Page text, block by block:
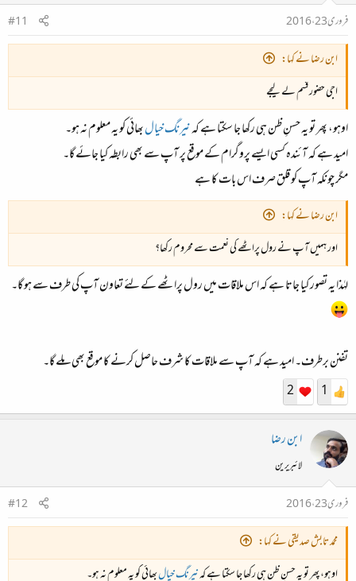
فروری 23، 2016
#11
ابن رضا نے کہا:
اجی حضور قسم لے لیجے
اوہو، پھر تو یہ حسنِ ظن ہی رکھا جا سکتا ہے کہنیرنگ خیالبھائی کو یہ معلوم نہ ہو۔
امید ہے کہ آئندہ کسی ایسے پروگرام کے موقع پر آپ سے بھی رابطہ کیا جائے گا۔
مگر چونکہ آپ کو قلق صرف اس بات کا ہے
ابن رضا نے کہا:
اور ہمیں آپ نے رول پراٹھے کی نعمت سے محروم رکھا؟
لہٰذا یہ تصور کیا جاتا ہے کہ اس ملاقات میں رول پراٹھے کے لئے تعاون آپ کی طرف سے ہو گا۔
تفنن برطرف۔ امید ہے کہ آپ سے ملاقات کا شرف حاصل کرنے کا موقع بھی ملے گا۔
1
2
ابن رضا
لائبریرین
فروری 23، 2016
#12
محمد تابش صدیقی نے کہا:
اوہو، پھر تو یہ حسنِ ظن ہی رکھا جا سکتا ہے کہنیرنگ خیالبھائی کو یہ معلوم نہ ہو۔